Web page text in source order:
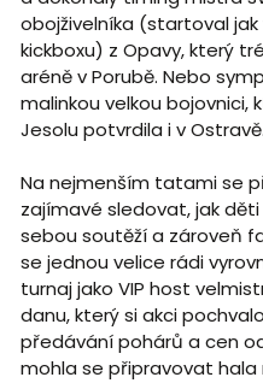
obojživelníka (startoval
kickboxu) z Opavy, který
aréně v Porubě. Nebo
malinkou velkou bojovnici,
Jesolu potvrdila i v Ostravě.
Na nejmenším tatami se
zajímavé sledovat, jak
sebou soutěží a zároveň
se jednou velice rádi
turnaj jako VIP host
danu, který si akci
předávání pohárů a cen
mohla se připravovat hala